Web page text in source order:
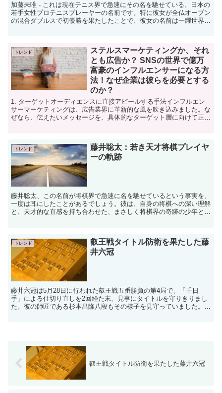
加藤未唯 - これは現在テニス界で急速にその名を馳せている、日本の
若手女性プロテニスプレーヤーの名前です。特に彼女が全仏オープン
の混合ダブルスで初優勝を果たしたことで、彼女の名前は一躍世界の
トレンド
ステルスマーケティングか、それ
とも広告か？ SNSの世界で億万
富豪のインフルエンサーになる方
法！なぜ企業は彼らを必要とする
のか？
1. ターゲットオーディエンスに直接アピールする手法インフルエン
サーマーケティングは、広告業界に革新的な風を吹き込みました。な
ぜなら、伝えたいメッセージを、具体的なターゲット層に向けて正確
トレンド
藤井聡太：若き天才将棋プレイヤ
ーの軌跡
藤井聡太、この名前が将棋界で急速に名を馳せているという事実を、
一度は耳にしたことがあるでしょう。彼は、自身の将棋への深い理解
と、天才的な直感を持ち合わせた、まさしく将棋界の奇跡の少年とも
トレンド
叡王戦タイトル防衛を果たした藤
井六冠
藤井六冠は5月28日に行われた叡王戦五番勝負の第4局で、「千日
手」による仕切り直しを2回経た末、見事にタイトルを守りきりまし
た。彼の師匠である杉本昌隆八段もその様子を見守っていました。藤
叡王戦タイトル防衛を果たした藤井六冠